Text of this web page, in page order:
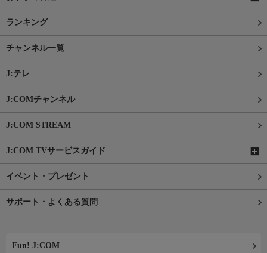
ランキング
チャンネル一覧
J:テレ
J:COMチャンネル
J:COM STREAM
J:COM TVサービスガイド
イベント・プレゼント
サポート・よくある質問
Fun! J:COM